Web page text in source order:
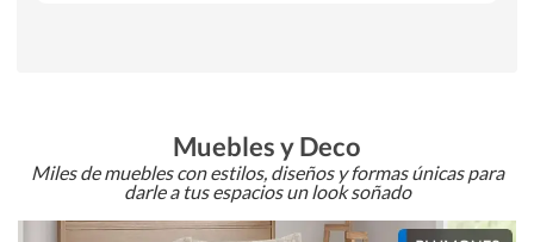
Muebles y Deco
Miles de muebles con estilos, diseños y formas únicas para
darle a tus espacios un look soñado